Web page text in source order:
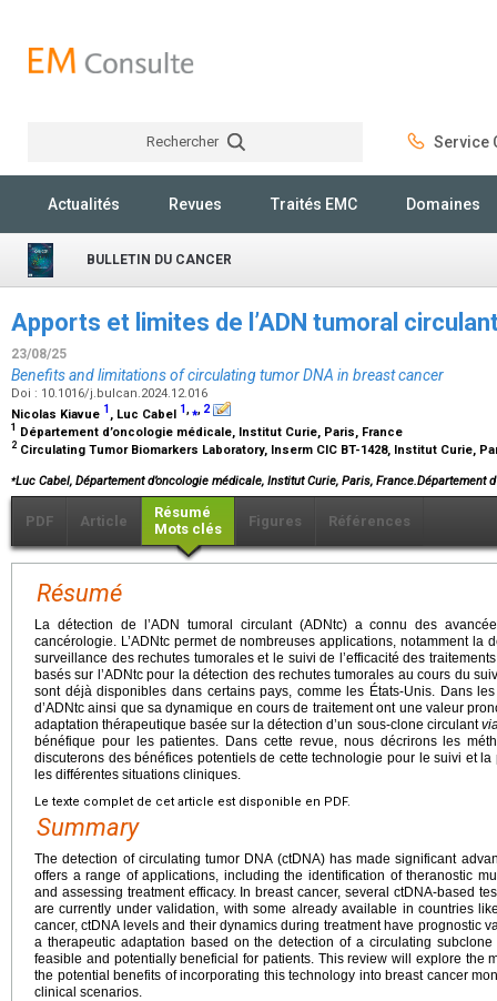
Rechercher Service
Actualités Revues Traités EMC Domaines
BULLETIN DU CANCER
Apports et limites de l’ADN tumoral
23/08/25
Benefits and limitations of circulating tumor DNA in breast cancer
Doi : 10.1016/j.bulcan.2024.12.016
Nicolas Kiavue 1 , Luc Cabel 1,⁎, 2
1 Département d’oncologie médicale, Institut Curie, Paris, France
2 Circulating Tumor Biomarkers Laboratory, Inserm CIC BT-1428, Institut Curie,
⁎Luc Cabel, Département d’oncologie médicale, Institut Curie, Paris, France.Département
PDF Article
Résumé
Mots clés
Figures Références
Résumé
La détection de l’ADN tumoral circulant (ADNtc) a connu des
cancérologie. L’ADNtc permet de nombreuses applications, notamment la
surveillance des rechutes tumorales et le suivi de l’efficacité des
basés sur l’ADNtc pour la détection des rechutes tumorales au cours du
sont déjà disponibles dans certains pays, comme les États-Unis. Dans
d’ADNtc ainsi que sa dynamique en cours de traitement ont une valeur
adaptation thérapeutique basée sur la détection d’un sous-clone circulant
bénéfique pour les patientes. Dans cette revue, nous décrirons les
discuterons des bénéfices potentiels de cette technologie pour le suivi et
les différentes situations cliniques.
Le texte complet de cet article est disponible en PDF.
Summary
The detection of circulating tumor DNA (ctDNA) has made significant
offers a range of applications, including the identification of theranostic
and assessing treatment efficacy. In breast cancer, several ctDNA-based
are currently under validation, with some already available in countries
cancer, ctDNA levels and their dynamics during treatment have prognostic
a therapeutic adaptation based on the detection of a circulating
feasible and potentially beneficial for patients. This review will explore the
the potential benefits of incorporating this technology into breast cancer
clinical scenarios.